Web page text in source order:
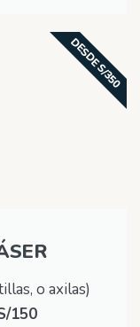
o axilas)
150
DESDE S/350